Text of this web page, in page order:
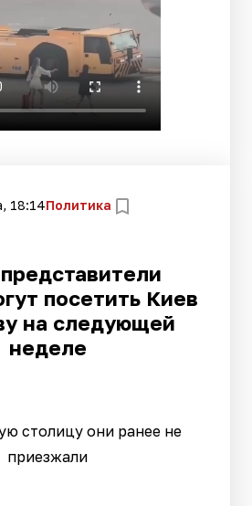
18:14Политика
посетить Киев
на следующей
неделе
столицу они ранее не
приезжали